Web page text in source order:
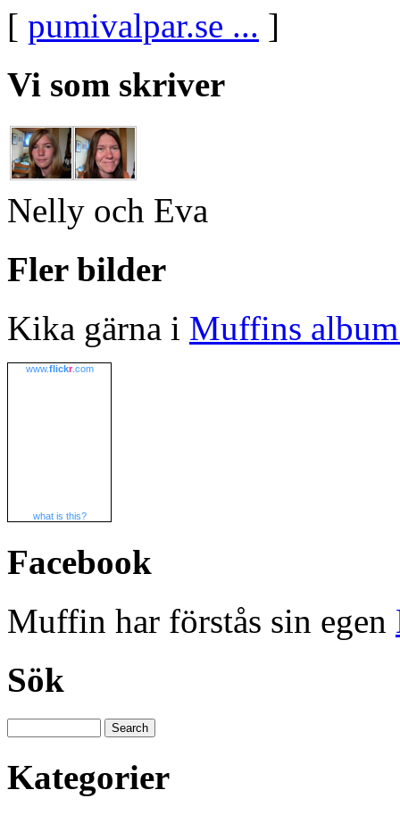
[ pumivalpar.se ... ]
Vi som skriver
Nelly och Eva
Fler bilder
Kika gärna i Muffins
www.flickr.com
what is this?
Facebook
Muffin har förstås sin egen
Sök
Kategorier